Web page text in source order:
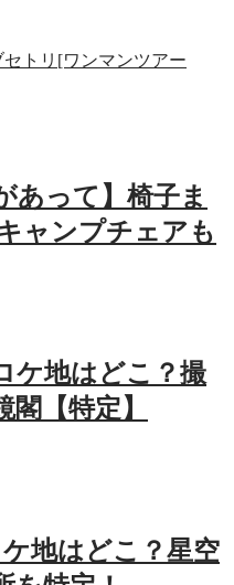
トリ[ワンマンツアー
あって】椅子ま
ャンプチェアも
ケ地はどこ？撮
【特定】
地はどこ？星空